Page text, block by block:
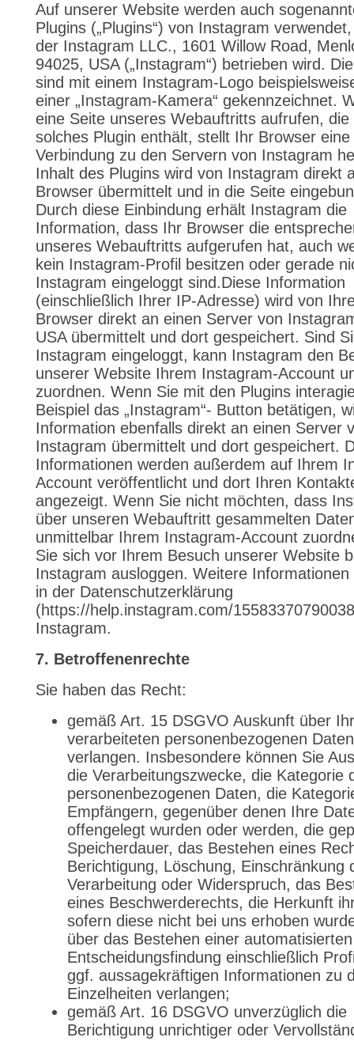
Auf unserer Website werden auch
Plugins („Plugins“) von Instagram
der Instagram LLC., 1601 Willow Road,
94025, USA („Instagram“) betrieben wird.
sind mit einem Instagram-Logo
einer „Instagram-Kamera“ gekennzeichnet.
eine Seite unseres Webauftritts aufrufen, die
solches Plugin enthält, stellt Ihr Browser
Verbindung zu den Servern von Instagram
Inhalt des Plugins wird von Instagram direkt
Browser übermittelt und in die Seite
Durch diese Einbindung erhält Instagram die
Information, dass Ihr Browser die
unseres Webauftritts aufgerufen hat, auch
kein Instagram-Profil besitzen oder gerade
Instagram eingeloggt sind.Diese Information
(einschließlich Ihrer IP-Adresse) wird von
Browser direkt an einen Server von
USA übermittelt und dort gespeichert. Sind
Instagram eingeloggt, kann Instagram den
unserer Website Ihrem Instagram-Account
zuordnen. Wenn Sie mit den Plugins
Beispiel das „Instagram“- Button betätigen,
Information ebenfalls direkt an einen Server
Instagram übermittelt und dort gespeichert.
Informationen werden außerdem auf Ihrem
Account veröffentlicht und dort Ihren
angezeigt. Wenn Sie nicht möchten, dass
über unseren Webauftritt gesammelten
unmittelbar Ihrem Instagram-Account
Sie sich vor Ihrem Besuch unserer Website
Instagram ausloggen. Weitere Informationen
in der Datenschutzerklärung
(https://help.instagram.com/
Instagram.
7. Betroffenenrechte
Sie haben das Recht:
gemäß Art. 15 DSGVO Auskunft über
verarbeiteten personenbezogenen
verlangen. Insbesondere können Sie
die Verarbeitungszwecke, die Kategorie
personenbezogenen Daten, die
Empfängern, gegenüber denen Ihre
offengelegt wurden oder werden, die
Speicherdauer, das Bestehen eines
Berichtigung, Löschung, Einschränkung
Verarbeitung oder Widerspruch, das
eines Beschwerderechts, die Herkunft
sofern diese nicht bei uns erhoben
über das Bestehen einer automatisierten
Entscheidungsfindung einschließlich
ggf. aussagekräftigen Informationen zu
Einzelheiten verlangen;
gemäß Art. 16 DSGVO unverzüglich die
Berichtigung unrichtiger oder